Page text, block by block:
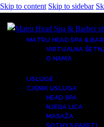
Skip to content Skip to sidebar
MATRU HEAD SPA &
VIRTUALNA
O NAMA
USLUGE
CJENIK USLUGA
HEAD SPA
NJEGA LICA
MASAŽA
SOTHYS PAKETI